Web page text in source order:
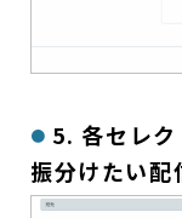
5. 各セレ
振分けたい配